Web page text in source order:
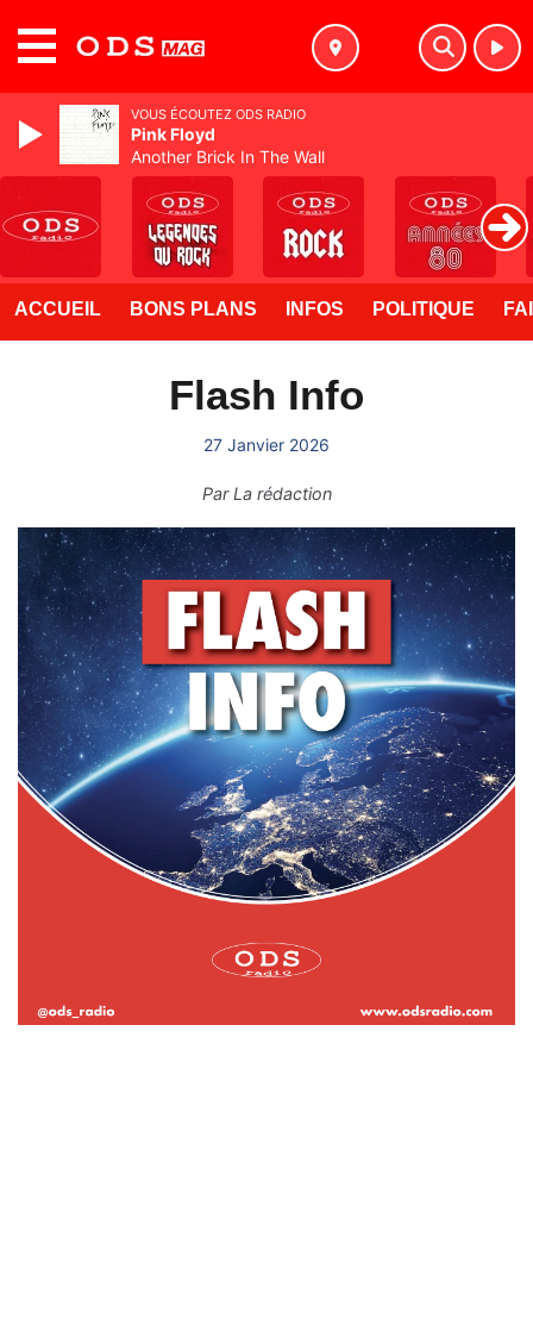
ACCUEIL BONS PLANS INFOS POLITIQUE
Flash Info
27 Janvier 2026
ParLa rédaction
VOUS ÉCOUTEZ ODS RADIO
Pink Floyd
Another Brick In The Wall